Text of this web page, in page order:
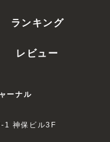
ランキング
レビュー
ーナル
1 神保ビル3F